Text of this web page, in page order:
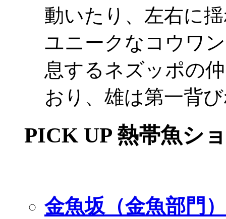
動いたり、左右に
ユニークなコウワ
息するネズッポの
おり、雄は第一背
PICK UP 熱帯魚シ
金魚坂（金魚部門）